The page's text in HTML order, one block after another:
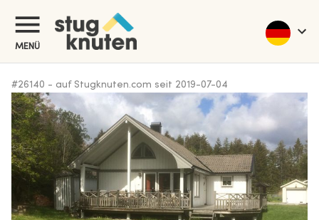
MENÜ
#26140 - auf Stugknuten.com seit 2019-07-04